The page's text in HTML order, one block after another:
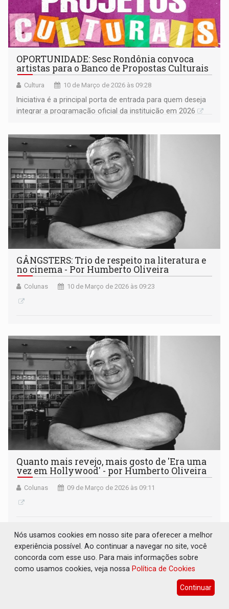
OPORTUNIDADE: Sesc Rondônia convoca
artistas para o Banco de Propostas Culturais
Cultura 10 de Março de 2026 às 09:28
Iniciativa é a principal porta de entrada para quem deseja
integrar a programação oficial da instituição em 2026
GÂNGSTERS: Trio de respeito na literatura e
no cinema - Por Humberto Oliveira
Colunas 10 de Março de 2026 às 09:23
Quanto mais revejo, mais gosto de 'Era uma
vez em Hollywood' - por Humberto Oliveira
Colunas 09 de Março de 2026 às 09:11
Nós usamos cookies em nosso site para oferecer a melhor
experiência possível. Ao continuar a navegar no site, você
concorda com esse uso. Para mais informações sobre
como usamos cookies, veja nossa Política de Cookies
Continuar